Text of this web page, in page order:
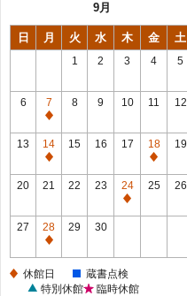
9月
日 月 火 水 木 金 土
1 2 3 4 5
6
7
休
館
日
8 9 10 11 12
13
14
休
館
15 16 17
18
休
館
19
20 21 22 23
24
休
25 26
27
28
休
日
29 30
休館日
蔵書点検
特別休館
臨時休館